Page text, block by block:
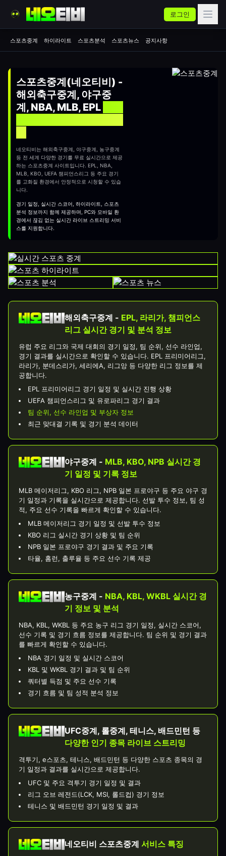
로그인
스포츠중계 하이라이트 스포츠분석 스포츠뉴스 공지사항
스포츠중계(네오티비) -
해외축구중계, 야구중
계, NBA, MLB, EPL
네오티비는 해외축구중계, 야구중계, 농구중계
등 전 세계 다양한 경기를 무료 실시간으로 제공
하는 스포츠중계 사이트입니다. EPL, NBA,
MLB, KBO, UEFA 챔피언스리그 등 주요 경기
를 고화질 환경에서 안정적으로 시청할 수 있습
니다.
경기 일정, 실시간 스코어, 하이라이트, 스포츠
분석 정보까지 함께 제공하며, PC와 모바일 환
경에서 끊김 없는 실시간 라이브 스트리밍 서비
스를 지원합니다.
해외축구중계 - EPL, 라리가, 챔피언스
리그 실시간 경기 및 분석 정보
유럽 주요 리그와 국제 대회의 경기 일정, 팀 순위, 선수 라인업,
경기 결과를 실시간으로 확인할 수 있습니다. EPL 프리미어리그,
라리가, 분데스리가, 세리에A, 리그앙 등 다양한 리그 정보를 제
공합니다.
EPL 프리미어리그 경기 일정 및 실시간 진행 상황
UEFA 챔피언스리그 및 유로파리그 경기 결과
팀 순위, 선수 라인업 및 부상자 정보
최근 맞대결 기록 및 경기 분석 데이터
야구중계 - MLB, KBO, NPB 실시간 경
기 일정 및 기록 정보
MLB 메이저리그, KBO 리그, NPB 일본 프로야구 등 주요 야구 경
기 일정과 기록을 실시간으로 제공합니다. 선발 투수 정보, 팀 성
적, 주요 선수 기록을 빠르게 확인할 수 있습니다.
MLB 메이저리그 경기 일정 및 선발 투수 정보
KBO 리그 실시간 경기 상황 및 팀 순위
NPB 일본 프로야구 경기 결과 및 주요 기록
타율, 홈런, 출루율 등 주요 선수 기록 제공
농구중계 - NBA, KBL, WKBL 실시간 경
기 정보 및 분석
NBA, KBL, WKBL 등 주요 농구 리그 경기 일정, 실시간 스코어,
선수 기록 및 경기 흐름 정보를 제공합니다. 팀 순위 및 경기 결과
를 빠르게 확인할 수 있습니다.
NBA 경기 일정 및 실시간 스코어
KBL 및 WKBL 경기 결과 및 팀 순위
쿼터별 득점 및 주요 선수 기록
경기 흐름 및 팀 성적 분석 정보
UFC중계, 롤중계, 테니스, 배드민턴 등
다양한 인기 종목 라이브 스트리밍
격투기, e스포츠, 테니스, 배드민턴 등 다양한 스포츠 종목의 경
기 일정과 결과를 실시간으로 제공합니다.
UFC 및 주요 격투기 경기 일정 및 결과
리그 오브 레전드(LCK, MSI, 롤드컵) 경기 정보
테니스 및 배드민턴 경기 일정 및 결과
네오티비 스포츠중계 서비스 특징